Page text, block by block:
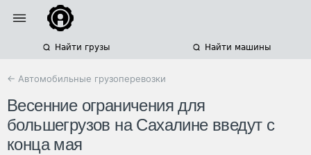
Найти грузы Найти машины
← Автомобильные грузоперевозки
Весенние ограничения для
большегрузов на Сахалине введут с
конца мая